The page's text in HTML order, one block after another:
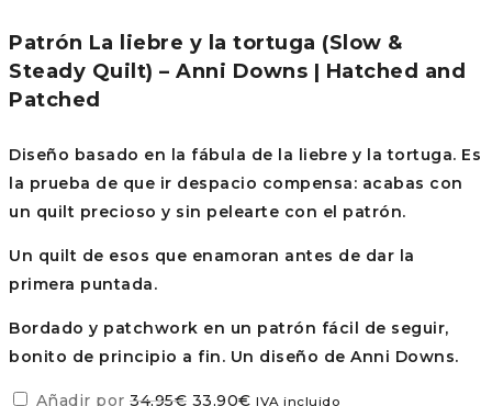
Patrón La liebre y la tortuga (Slow &
Steady Quilt) – Anni Downs | Hatched and
Patched
Diseño basado en la fábula de la liebre y la tortuga. Es
la prueba de que ir despacio compensa: acabas con
un quilt precioso y sin pelearte con el patrón.
Un quilt de esos que enamoran antes de dar la
primera puntada.
Bordado y patchwork en un patrón fácil de seguir,
bonito de principio a fin. Un diseño de Anni Downs.
Añadir por 34,95€ El
33,90€ElIVA incluido